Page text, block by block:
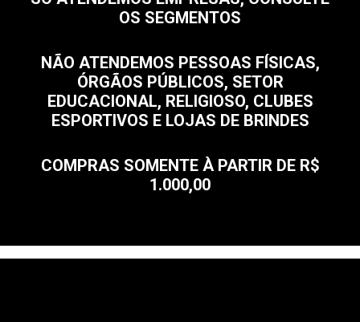
OS SEGMENTOS
NÃO ATENDEMOS PESSOAS FÍSICAS,
ÓRGÃOS PÚBLICOS, SETOR
EDUCACIONAL, RELIGIOSO, CLUBES
ESPORTIVOS E LOJAS DE BRINDES
COMPRAS SOMENTE À PARTIR DE R$
1.000,00